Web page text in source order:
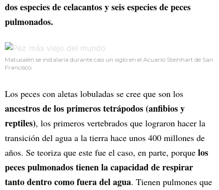
dos especies de celacantos y seis especies de peces
pulmonados.
Matusalén se instalaría durante casi un siglo en el Acuario Steinhart de San
Francisco.
Los peces con aletas lobuladas se cree que son los
ancestros de los primeros tetrápodos (anfibios y
reptiles), los primeros vertebrados que lograron hacer la
transición del agua a la tierra hace unos 400 millones de
años. Se teoriza que este fue el caso, en parte, porque los
peces pulmonados tienen la capacidad de respirar
tanto dentro como fuera del agua. Tienen pulmones que